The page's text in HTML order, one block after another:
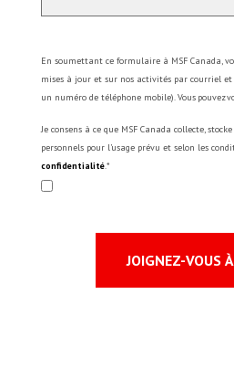
En soumettant ce formulaire à MSF Canada,
mises à jour et sur nos activités par courriel
un numéro de téléphone mobile). Vous pouvez
Je consens à ce que MSF Canada collecte,
personnels pour l’usage prévu et selon les
confidentialité.*